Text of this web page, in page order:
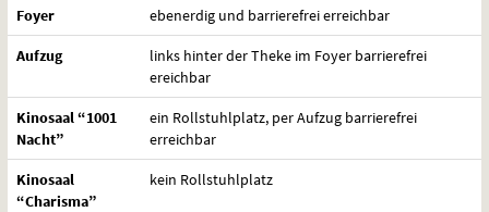
Foyer ebenerdig und barrierefrei erreichbar
Aufzug
links hinter der Theke im Foyer barrierefrei
ereichbar
Kinosaal “1001
Nacht”
ein Rollstuhlplatz, per Aufzug barrierefrei
erreichbar
Kinosaal
“Charisma”
kein Rollstuhlplatz